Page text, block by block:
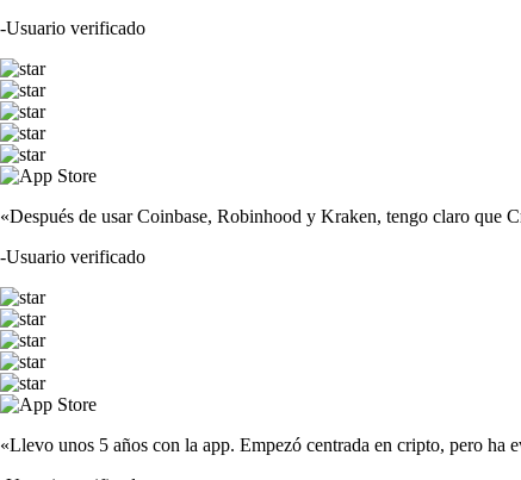
-Usuario verificado
«Después de usar Coinbase, Robinhood y Kraken, tengo claro que
-Usuario verificado
«Llevo unos 5 años con la app. Empezó centrada en cripto, pero